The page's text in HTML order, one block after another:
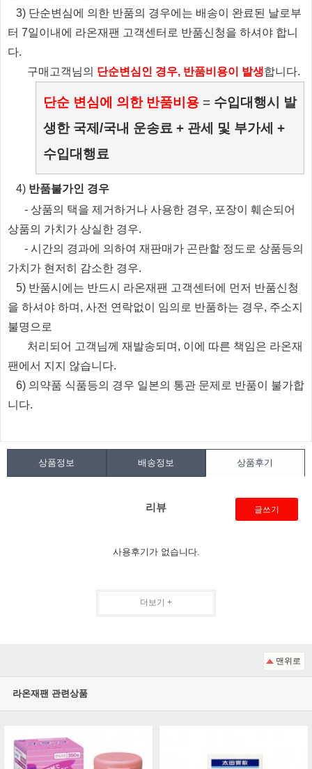
3) 단순변심에 의한 반품의 경우에는 배송이 완료된 날로부
터 7일이내에 라온재팬 고객센터로 반품신청을 하셔야 합니
다.
​ 구매고객님의 단순변심인 경우, 반품비용이 발생합니다.
단순 변심에 의한 반품비용 = 수입대행시 발
생한 국제/국내 운송료 + 관세 및 부가세 +
수입대행료
​4) 반품불가인 경우
- 상품의 택을 제거하거나 사용한 경우, 포장이 훼손되어
상품의 가치가 상실한 경우.
- 시간의 경과에 의하여 재판매가 곤란할 정도로 상품등의
가치가 현저히 감소한 경우.
5) 반품시에는 반드시 라온재팬 고객센터에 먼저 반품신청
을 하셔야 하며, 사전 연락없이 임의로 반품하는 경우, 주소지
불명으로
처리되 어 고객님께 재발송되며, 이에 따른 책임은 라온재
팬에서 지지 않습니다.
6) 의약품 식품등의 경우 일본의 통관 문제로 반품이 불가합
니다.
상품정보 배송정보 상품후기
리뷰 글쓰기
사용후기가 없습니다.
더보기 +
맨위로
라온재팬 관련상품